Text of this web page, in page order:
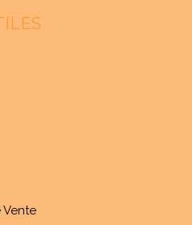
Vente